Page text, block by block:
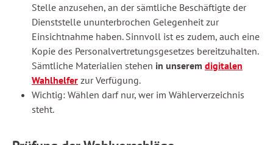
Stelle anzusehen, an der sämtliche Beschäftigte der
Dienststelle ununterbrochen Gelegenheit zur
Einsichtnahme haben. Sinnvoll ist es zudem, auch eine
Kopie des Personalvertretungsgesetzes bereitzuhalten.
Sämtliche Materialien stehen in unserem digitalen
Wahlhelfer zur Verfügung.
Wichtig: Wählen darf nur, wer im Wählerverzeichnis
steht.